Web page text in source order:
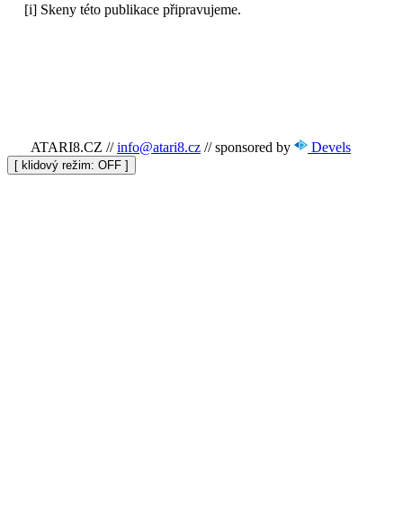
[i] Skeny této publikace připravujeme.
ATARI8.CZ // info@atari8.cz // sponsored by Devels
[ klidový režim: ]